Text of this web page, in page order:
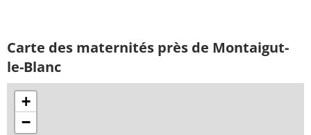
Carte des maternités près de Montaigut-
le-Blanc
+
−